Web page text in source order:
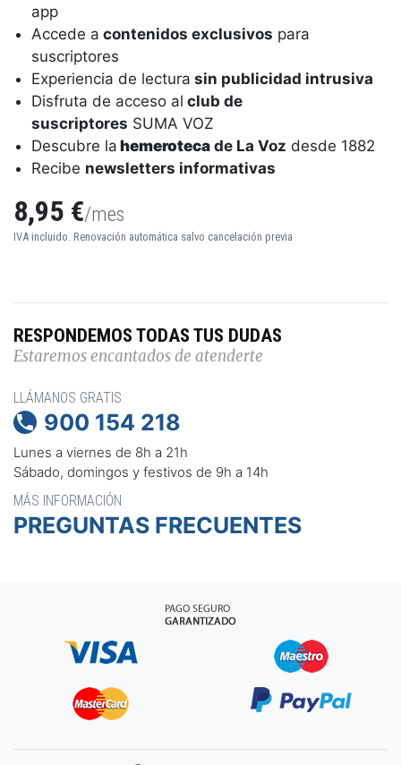
app
Accede a contenidos exclusivos para
suscriptores
Experiencia de lectura sin publicidad intrusiva
Disfruta de acceso al club de
suscriptores SUMA VOZ
Descubre la hemeroteca de La Voz desde 1882
Recibe newsletters informativas
8,95 €/mes
IVA incluido. Renovación automática salvo cancelación previa
RESPONDEMOS TODAS TUS DUDAS
Estaremos encantados de atenderte
LLÁMANOS GRATIS
 900 154 218
Lunes a viernes de 8h a 21h
Sábado, domingos y festivos de 9h a 14h
MÁS INFORMACIÓN
PREGUNTAS FRECUENTES